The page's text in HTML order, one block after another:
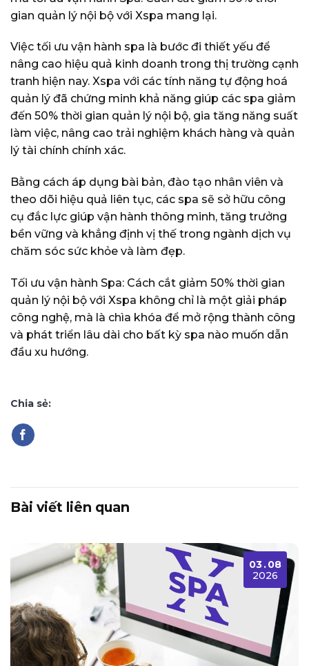
gian quản lý nội bộ với Xspa mang lại.
Việc tối ưu vận hành spa là bước đi thiết yếu để
nâng cao hiệu quả kinh doanh trong thị trường cạnh
tranh hiện nay. Xspa với các tính năng tự động hoá
quản lý đã chứng minh khả năng giúp các spa giảm
đến 50% thời gian quản lý nội bộ, gia tăng năng suất
làm việc, nâng cao trải nghiệm khách hàng và quản
lý tài chính chính xác.
Bằng cách áp dụng bài bản, đào tạo nhân viên và
theo dõi hiệu quả liên tục, các spa sẽ sở hữu công
cụ đắc lực giúp vận hành thông minh, tăng trưởng
bền vững và khẳng định vị thế trong ngành dịch vụ
chăm sóc sức khỏe và làm đẹp.
Tối ưu vận hành Spa: Cách cắt giảm 50% thời gian
quản lý nội bộ với Xspa không chỉ là một giải pháp
công nghệ, mà là chìa khóa để mở rộng thành công
và phát triển lâu dài cho bất kỳ spa nào muốn dẫn
đầu xu hướng.
Chia sẻ:
Bài viết liên quan
03.08
2026